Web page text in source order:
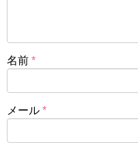
名前 *
メール *